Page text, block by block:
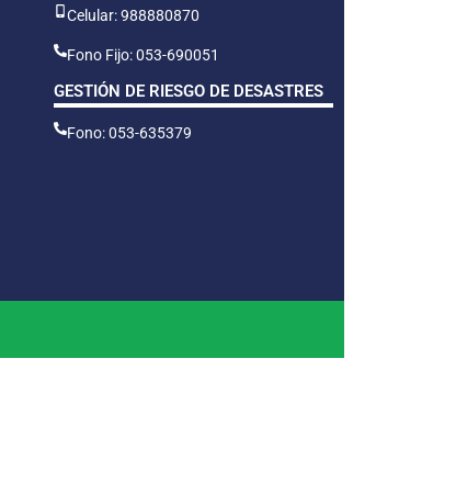
Celular: 988880870
Fono Fijo: 053-690051
GESTIÓN DE RIESGO DE DESASTRES
Fono: 053-635379